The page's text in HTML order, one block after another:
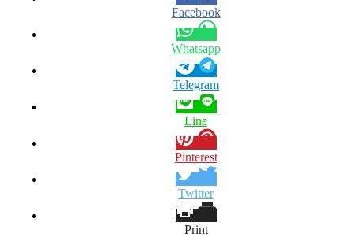
Facebook
Whatsapp
Telegram
Line
Pinterest
Twitter
Print